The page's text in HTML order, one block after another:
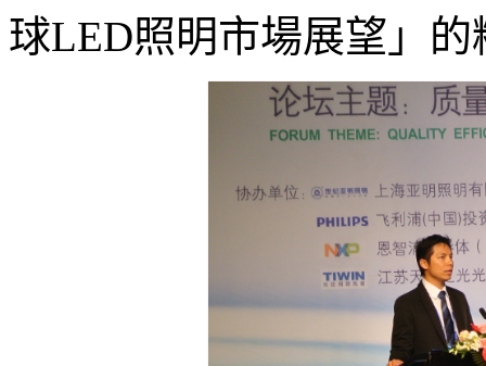
球LED照明市場展望」的